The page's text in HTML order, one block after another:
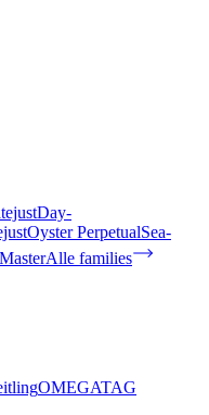
Day-
Oyster PerpetualSea-
Alle families
OMEGATAG